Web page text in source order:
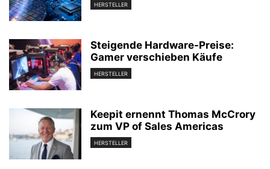
HERSTELLER
Steigende Hardware-Preise:
Gamer verschieben Käufe
HERSTELLER
Keepit ernennt Thomas McCrory
zum VP of Sales Americas
HERSTELLER